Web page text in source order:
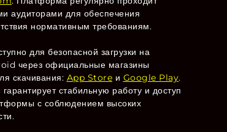
аудиторами для обеспечения
нормативным требованиям.
для безопасной загрузки на
через официальные магазины
скачивания: App Store и Google Play.
стабильную работу и доступ
с соблюдением высоких